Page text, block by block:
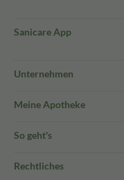
Sanicare App
Unternehmen
Meine Apotheke
So geht's
Rechtliches